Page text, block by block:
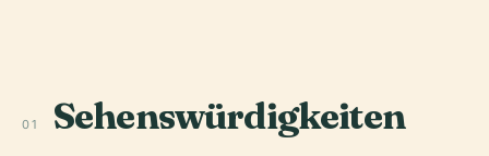
01 Sehenswürdigkeiten